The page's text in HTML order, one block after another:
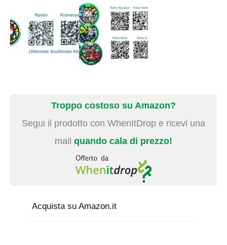
Troppo costoso su Amazon?
Segui il prodotto con WhenItDrop e ricevi una
mail quando cala di prezzo!
Acquista su Amazon.it